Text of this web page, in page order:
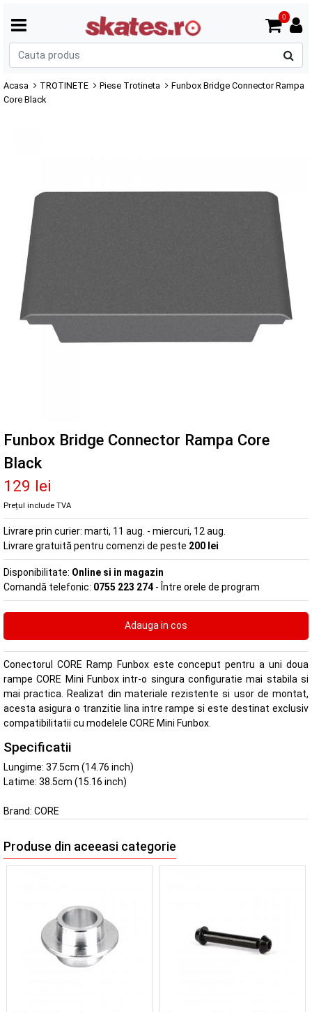
0
Acasa TROTINETE Piese Trotineta
Funbox Bridge Connector Rampa
Core Black
Funbox Bridge Connector Rampa Core
Black
129 lei
Prețul include TVA
Livrare prin curier: marti, 11 aug. - miercuri, 12 aug.
Livrare gratuită pentru comenzi de peste 200 lei
Disponibilitate: Online si in magazin
Comandă telefonic: 0755 223 274 - Între orele de program
Conectorul CORE Ramp Funbox este conceput pentru a uni doua
rampe CORE Mini Funbox intr-o singura configuratie mai stabila si
mai practica. Realizat din materiale rezistente si usor de montat,
acesta asigura o tranzitie lina intre rampe si este destinat exclusiv
compatibilitatii cu modelele CORE Mini Funbox.
Specificatii
Lungime: 37.5cm (14.76 inch)
Latime: 38.5cm (15.16 inch)
Brand: CORE
Produse din aceeasi categorie